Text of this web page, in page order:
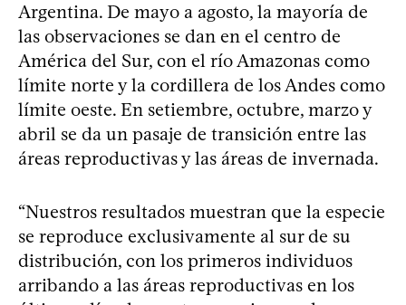
Argentina. De mayo a agosto, la mayoría de
las observaciones se dan en el centro de
América del Sur, con el río Amazonas como
límite norte y la cordillera de los Andes como
límite oeste. En setiembre, octubre, marzo y
abril se da un pasaje de transición entre las
áreas reproductivas y las áreas de invernada.
“Nuestros resultados muestran que la especie
se reproduce exclusivamente al sur de su
distribución, con los primeros individuos
arribando a las áreas reproductivas en los